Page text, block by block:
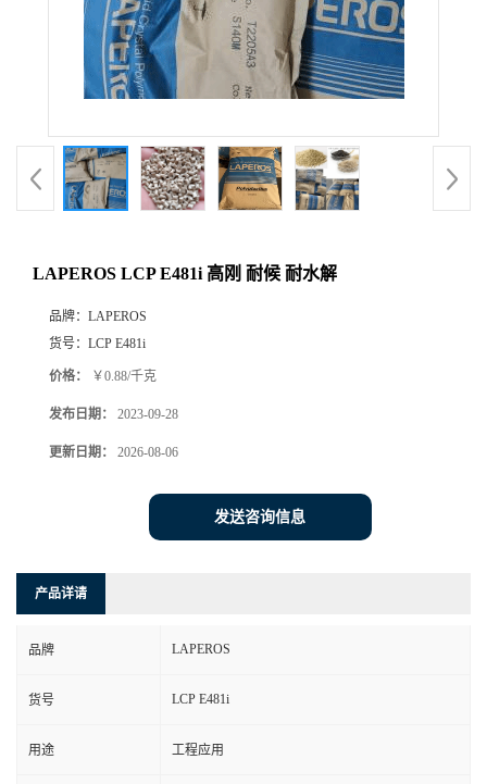
LAPEROS LCP E481i 高刚 耐候 耐水解
品牌： LAPEROS
货号： LCP E481i
价格： ￥0.88/千克
发布日期： 2023-09-28
更新日期： 2026-08-06
发送咨询信息
产品详请
品牌 LAPEROS
货号 LCP E481i
用途 工程应用